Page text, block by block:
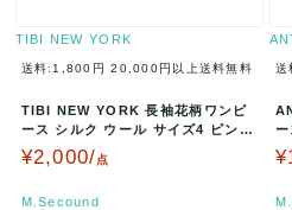
TIBI NEW YORK
送料:1,800円 20,000円以上送料無料
TIBI NEW YORK 長袖花柄ワンピ
ース シルク ウール サイズ4 ピンク
パープル NFEAI…
¥2,000/点
M.Secound
送